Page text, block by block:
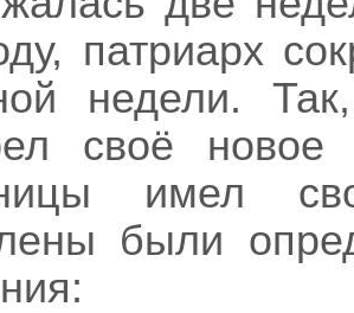
патриарх
недели.
своё
имел
были